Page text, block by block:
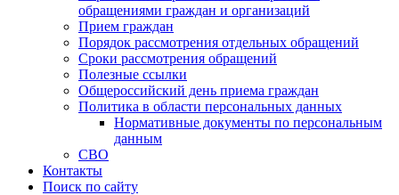
обращениями граждан и организаций
Прием граждан
Порядок рассмотрения отдельных обращений
Сроки рассмотрения обращений
Полезные ссылки
Общероссийский день приема граждан
Политика в области персональных данных
Нормативные документы по персональным
данным
СВО
Контакты
Поиск по сайту